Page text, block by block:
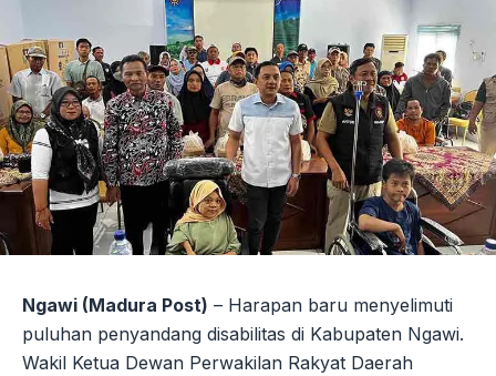
Ngawi (Madura Post) – Harapan baru menyelimuti
puluhan penyandang disabilitas di Kabupaten Ngawi.
Wakil Ketua Dewan Perwakilan Rakyat Daerah